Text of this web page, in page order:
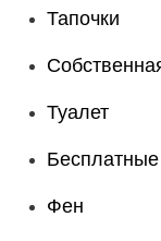
Тапочки
Туалет
Фен